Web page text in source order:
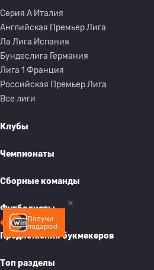
Получи
подарок!
Серия A Италия
Английская Премьер Лига
Ла Лига Испания
Бундеслига Германия
Лига 1 Франция
Российская Премьер Лига
Все лиги
Клубы
Чемпионаты
Сборные команды
Футболисты
Предложения букмекеров
Топ разделы